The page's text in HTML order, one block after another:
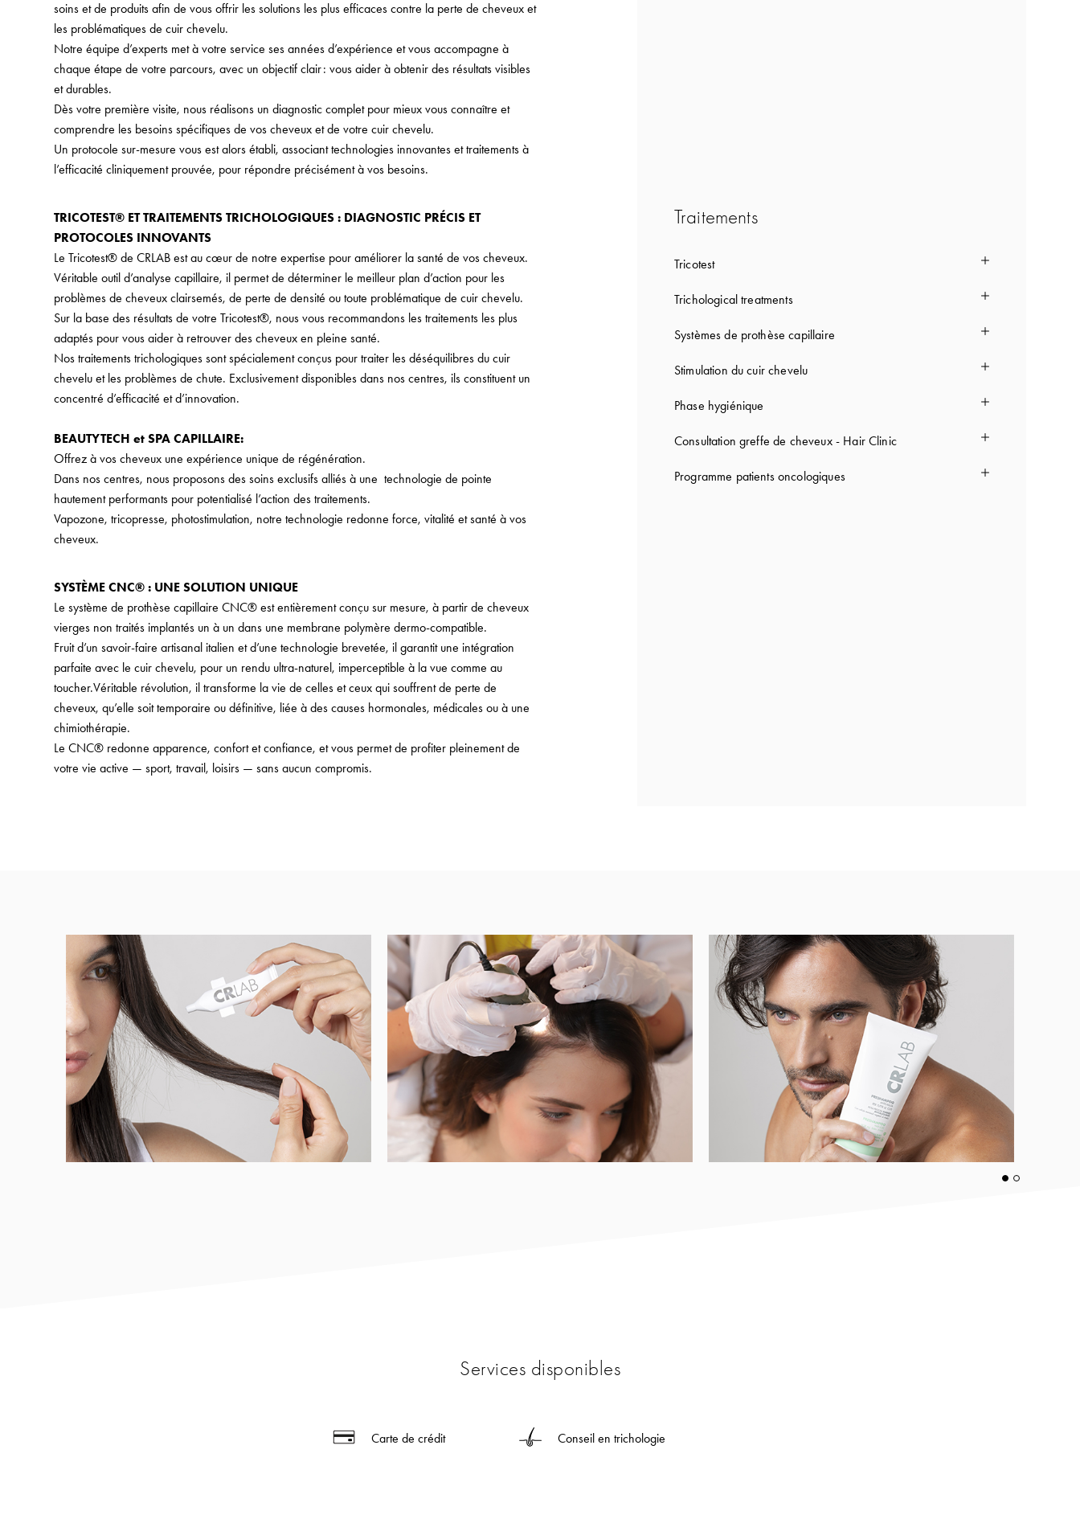
soins et de produits afin de vous offrir les solutions les plus efficaces contre la perte de cheveux et
les problématiques de cuir chevelu.
Notre équipe d’experts met à votre service ses années d’expérience et vous accompagne à
chaque étape de votre parcours, avec un objectif clair : vous aider à obtenir des résultats visibles
et durables.
Dès votre première visite, nous réalisons un diagnostic complet pour mieux vous connaître et
comprendre les besoins spécifiques de vos cheveux et de votre cuir chevelu.
Un protocole sur-mesure vous est alors établi, associant technologies innovantes et traitements à
l’efficacité cliniquement prouvée, pour répondre précisément à vos besoins.
TRICOTEST® ET TRAITEMENTS TRICHOLOGIQUES : DIAGNOSTIC PRÉCIS ET
PROTOCOLES INNOVANTS
Le Tricotest® de CRLAB est au cœur de notre expertise pour améliorer la santé de vos cheveux.
Véritable outil d’analyse capillaire, il permet de déterminer le meilleur plan d’action pour les
problèmes de cheveux clairsemés, de perte de densité ou toute problématique de cuir chevelu.
Sur la base des résultats de votre Tricotest®, nous vous recommandons les traitements les plus
adaptés pour vous aider à retrouver des cheveux en pleine santé.
Nos traitements trichologiques sont spécialement conçus pour traiter les déséquilibres du cuir
chevelu et les problèmes de chute. Exclusivement disponibles dans nos centres, ils constituent un
concentré d’efficacité et d’innovation.
BEAUTYTECH et SPA CAPILLAIRE:
Offrez à vos cheveux une expérience unique de régénération.
Dans nos centres, nous proposons des soins exclusifs alliés à une technologie de pointe
hautement performants pour potentialisé l’action des traitements.
Vapozone, tricopresse, photostimulation, notre technologie redonne force, vitalité et santé à vos
cheveux.
SYSTÈME CNC® : UNE SOLUTION UNIQUE
Le système de prothèse capillaire CNC® est entièrement conçu sur mesure, à partir de cheveux
vierges non traités implantés un à un dans une membrane polymère dermo-compatible.
Fruit d’un savoir-faire artisanal italien et d’une technologie brevetée, il garantit une intégration
parfaite avec le cuir chevelu, pour un rendu ultra-naturel, imperceptible à la vue comme au
toucher.Véritable révolution, il transforme la vie de celles et ceux qui souffrent de perte de
cheveux, qu’elle soit temporaire ou définitive, liée à des causes hormonales, médicales ou à une
chimiothérapie.
Le CNC® redonne apparence, confort et confiance, et vous permet de profiter pleinement de
votre vie active — sport, travail, loisirs — sans aucun compromis.
Traitements
Tricotest
Trichological treatments
Systèmes de prothèse capillaire
Stimulation du cuir chevelu
Phase hygiénique
Consultation greffe de cheveux - Hair Clinic
Programme patients oncologiques
Services disponibles
Carte de crédit Conseil en trichologie